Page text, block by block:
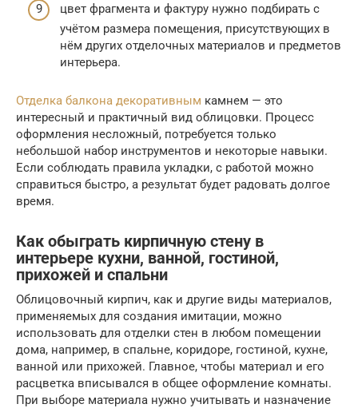
цвет фрагмента и фактуру нужно подбирать с
учётом размера помещения, присутствующих в
нём других отделочных материалов и предметов
интерьера.
Отделка балкона декоративным камнем — это
интересный и практичный вид облицовки. Процесс
оформления несложный, потребуется только
небольшой набор инструментов и некоторые навыки.
Если соблюдать правила укладки, с работой можно
справиться быстро, а результат будет радовать долгое
время.
Как обыграть кирпичную стену в
интерьере кухни, ванной, гостиной,
прихожей и спальни
Облицовочный кирпич, как и другие виды материалов,
применяемых для создания имитации, можно
использовать для отделки стен в любом помещении
дома, например, в спальне, коридоре, гостиной, кухне,
ванной или прихожей. Главное, чтобы материал и его
расцветка вписывался в общее оформление комнаты.
При выборе материала нужно учитывать и назначение